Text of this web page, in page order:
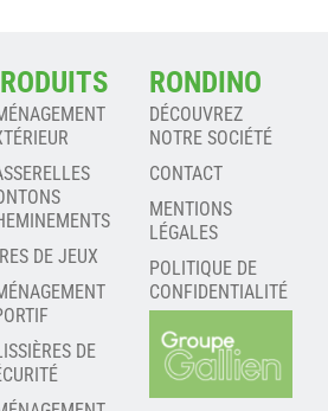
DE JEUX
DE
RONDINO
DÉCOUVREZ
NOTRE SOCIÉTÉ
CONTACT
MENTIONS
LÉGALES
POLITIQUE DE
CONFIDENTIALITÉ